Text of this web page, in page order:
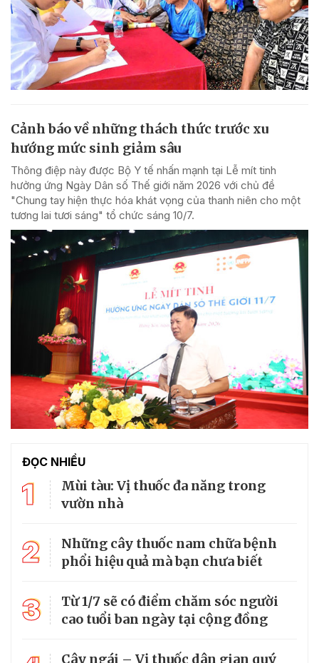
Cảnh báo về những thách thức trước xu
hướng mức sinh giảm sâu
Thông điệp này được Bộ Y tế nhấn mạnh tại Lễ mít tinh
hưởng ứng Ngày Dân số Thế giới năm 2026 với chủ đề
"Chung tay hiện thực hóa khát vọng của thanh niên cho một
tương lai tươi sáng" tổ chức sáng 10/7.
ĐỌC NHIỀU
1
Mùi tàu: Vị thuốc đa năng trong
vườn nhà
2
Những cây thuốc nam chữa bệnh
phổi hiệu quả mà bạn chưa biết
3
Từ 1/7 sẽ có điểm chăm sóc người
cao tuổi ban ngày tại cộng đồng
Cây ngái – Vị thuốc dân gian quý